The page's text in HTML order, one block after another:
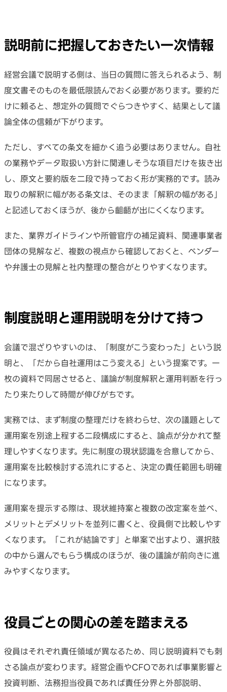
説明前に把握しておきたい一次情報
経営会議で説明する側は、当日の質問に答えられるよう、制
度文書そのものを最低限読んでおく必要があります。要約だ
けに頼ると、想定外の質問でぐらつきやすく、結果として議
論全体の信頼が下がります。
ただし、すべての条文を細かく追う必要はありません。自社
の業務やデータ取扱い方針に関連しそうな項目だけを抜き出
し、原文と要約版を二段で持っておく形が実務的です。読み
取りの解釈に幅がある条文は、そのまま「解釈の幅がある」
と記述しておくほうが、後から齟齬が出にくくなります。
また、業界ガイドラインや所管官庁の補足資料、関連事業者
団体の見解など、複数の視点から確認しておくと、ベンダー
や弁護士の見解と社内整理の整合がとりやすくなります。
制度説明と運用説明を分けて持つ
会議で混ざりやすいのは、「制度がこう変わった」という説
明と、「だから自社運用はこう変える」という提案です。一
枚の資料で同居させると、議論が制度解釈と運用判断を行っ
たり来たりして時間が伸びがちです。
実務では、まず制度の整理だけを終わらせ、次の議題として
運用案を別途上程する二段構成にすると、論点が分かれて整
理しやすくなります。先に制度の現状認識を合意してから、
運用案を比較検討する流れにすると、決定の責任範囲も明確
になります。
運用案を提示する際は、現状維持案と複数の改定案を並べ、
メリットとデメリットを並列に書くと、役員側で比較しやす
くなります。「これが結論です」と単案で出すより、選択肢
の中から選んでもらう構成のほうが、後の議論が前向きに進
みやすくなります。
役員ごとの関心の差を踏まえる
役員はそれぞれ責任領域が異なるため、同じ説明資料でも刺
さる論点が変わります。経営企画やCFOであれば事業影響と
投資判断、法務担当役員であれば責任分界と外部説明、